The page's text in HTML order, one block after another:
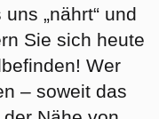
„nährt“ und
Sie sich heute
Wer
– soweit das